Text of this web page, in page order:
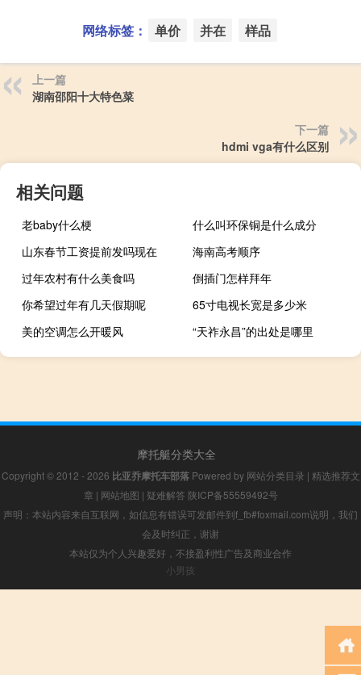
网络标签： 单价 并在 样品
上一篇
湖南邵阳十大特色菜
下一篇
hdmi vga有什么区别
相关问题
老baby什么梗
什么叫环保铜是什么成分
山东春节工资提前发吗现在
海南高考顺序
过年农村有什么美食吗
倒插门怎样拜年
你希望过年有几天假期呢
65寸电视长宽是多少米
美的空调怎么开暖风
“天祚永昌”的出处是哪里
摩托艇分类大全
Copyright © 2012 - 2026 比亚乔摩托车部落Powered by 网站分类目录 | 精选推荐文
章 | 网站地图 | 疑难解答 陕ICP备55559492号
声明：本站内容来自互联网，如信息有错误可发邮件到f_fb#foxmail.com说明，我们
会及时纠正，谢谢
本站仅为个人兴趣爱好，不接盈利性广告及商业合作
小男孩